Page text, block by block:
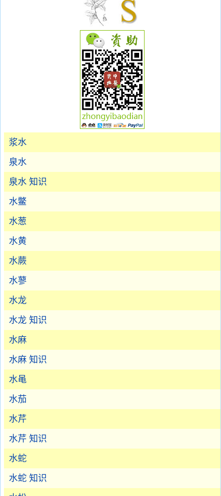
浆水
泉水
泉水 知识
水鳖
水葱
水黄
水蕨
水蓼
水龙
水龙 知识
水麻
水麻 知识
水黾
水茄
水芹
水芹 知识
水蛇
水蛇 知识